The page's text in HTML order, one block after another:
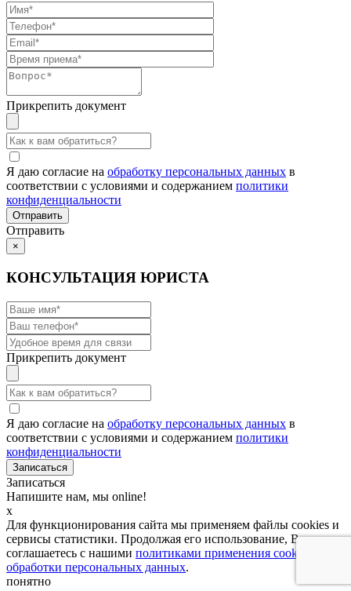
Прикрепить документ
Я даю согласие на обработку персональных данных в
соответствии с условиями и содержанием политики
конфиденциальности
Отправить
×
КОНСУЛЬТАЦИЯ ЮРИСТА
Прикрепить документ
Я даю согласие на обработку персональных данных в
соответствии с условиями и содержанием политики
конфиденциальности
Записаться
Напишите нам, мы online!
x
Для функционирования сайта мы применяем файлы cookies и
сервисы статистики. Продолжая его использование, Вы
соглашаетесь с нашими политиками применения cookies и
обработки персональных данных.
понятно